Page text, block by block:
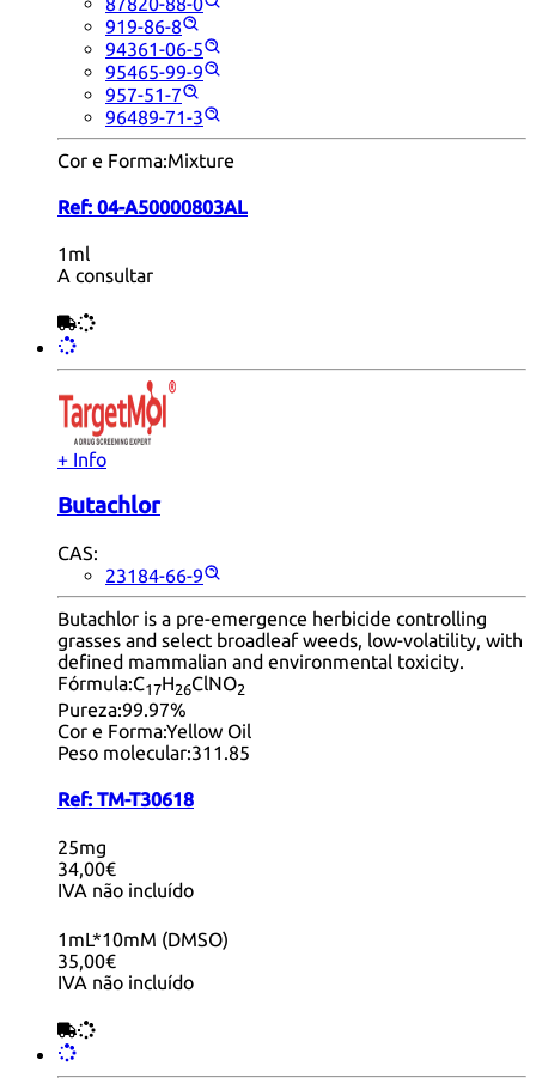
919-86-8
94361-06-5
95465-99-9
957-51-7
96489-71-3
Cor e Forma:Mixture
Ref: 04-A50000803AL
1ml
A consultar
+ Info
Butachlor
CAS:
23184-66-9
Butachlor is a pre-emergence herbicide controlling
grasses and select broadleaf weeds, low-volatility, with
defined mammalian and environmental toxicity.
Fórmula:C17H26ClNO2
Pureza:99.97%
Cor e Forma:Yellow Oil
Peso molecular:311.85
Ref: TM-T30618
25mg
34,00€
IVA não incluído
1mL*10mM (DMSO)
35,00€
IVA não incluído